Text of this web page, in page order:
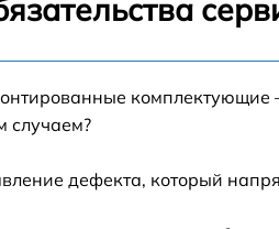
Polaris
3,5
случаем?
дефекта, который